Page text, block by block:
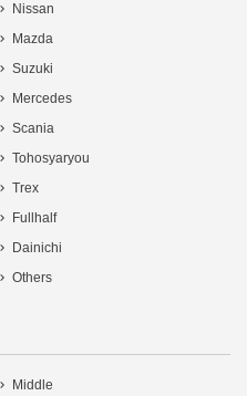
Nissan
Mazda
Suzuki
Mercedes
Scania
Tohosyaryou
Trex
Fullhalf
Dainichi
Others
Middle